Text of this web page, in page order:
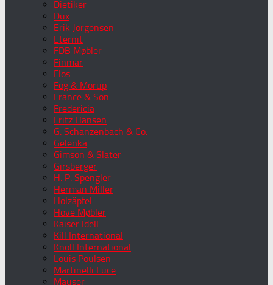
Dietiker
Dux
Erik Jorgensen
Eternit
FDB Møbler
Finmar
Flos
Fog & Morup
France & Son
Fredericia
Fritz Hansen
G. Schanzenbach & Co.
Gelenka
Gimson & Slater
Girsberger
H. P. Spengler
Herman Miller
Holzäpfel
Hove Møbler
Kaiser Idell
Kill International
Knoll International
Louis Poulsen
Martinelli Luce
Mauser